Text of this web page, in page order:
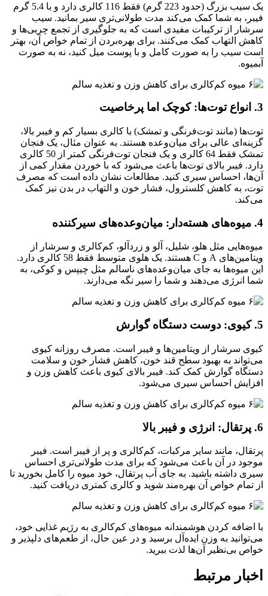
یک سیب بزرگ (حدود 223 گرم) فقط 116 کالری دارد و با 5.4 گرم
فیبر، به شما کمک می‌کند مدت طولانی‌تری سیر بمانید. سیب
سرشار از ترکیبات مفیدی است که به جلوگیری از تجمع چربی‌ها و
کاهش التهاب کمک می‌کنند. برای بهره‌بردن از تمام خواص آن، بهتر
است سیب را به صورت کامل و با پوست میل کنید، نه به صورت
آبمیوه.
3. انواع توت‌ها: کوچک اما پرخاصیت
توت‌ها (مانند توت‌فرنگی و تمشک) با کالری بسیار کم و فیبر بالا،
گزینه‌ای عالی برای میان‌وعده هستند. به عنوان مثال، یک فنجان
تمشک فقط 64 کالری و یک فنجان توت‌فرنگی کمتر از 50 کالری
دارد. فیبر بالای توت‌ها باعث می‌شود که با خوردن مقدار کمی از
آن‌ها، احساس سیری کنید. مطالعات نشان داده است که مصرف
توت، به کاهش کلسترول، فشار خون و التهاب در بدن نیز کمک
می‌کند.
4. میوه‌های هسته‌دار: میان‌وعده‌های سیرکننده
میوه‌هایی مثل هلو، شلیل، آلو و زردآلو، کم‌کالری و سرشار از
ویتامین‌های A و C هستند. یک هلوی متوسط فقط 58 کالری دارد.
این میوه‌ها به جای میان‌وعده‌های ناسالم مثل چیپس و کوکی، به
شما انرژی می‌دهند و شما را سیر نگه می‌دارند.
5. کیوی: دوست دستگاه گوارش
کیوی سرشار از ویتامین‌ها و فیبر است. مصرف روزانه کیوی
می‌تواند به بهبود سطح قند خون، کاهش فشار خون و سلامت
دستگاه گوارش کمک کند. فیبر بالای کیوی باعث کاهش وزن و
افزایش احساس سیری می‌شود.
6. پرتقال: انرژی و فیبر بالا
پرتقال، مانند سایر مرکبات، کم‌کالری و پر از فیبر است. فیبر
موجود در آن باعث می‌شود که برای مدت طولانی‌تری احساس
سیری داشته باشید. به جای آب پرتقال، خود میوه را کامل بخورید تا
از تمام خواص آن بهره‌مند شوید و کالری کمتری دریافت کنید.
با اضافه کردن هوشمندانه میوه‌های کم‌کالری به رژیم غذایی خود،
می‌توانید به وزن ایده‌آل برسید و در عین حال، از طعم‌های دلپذیر و
خواص بی‌نظیر آن‌ها لذت ببرید.
اخبار مرتبط